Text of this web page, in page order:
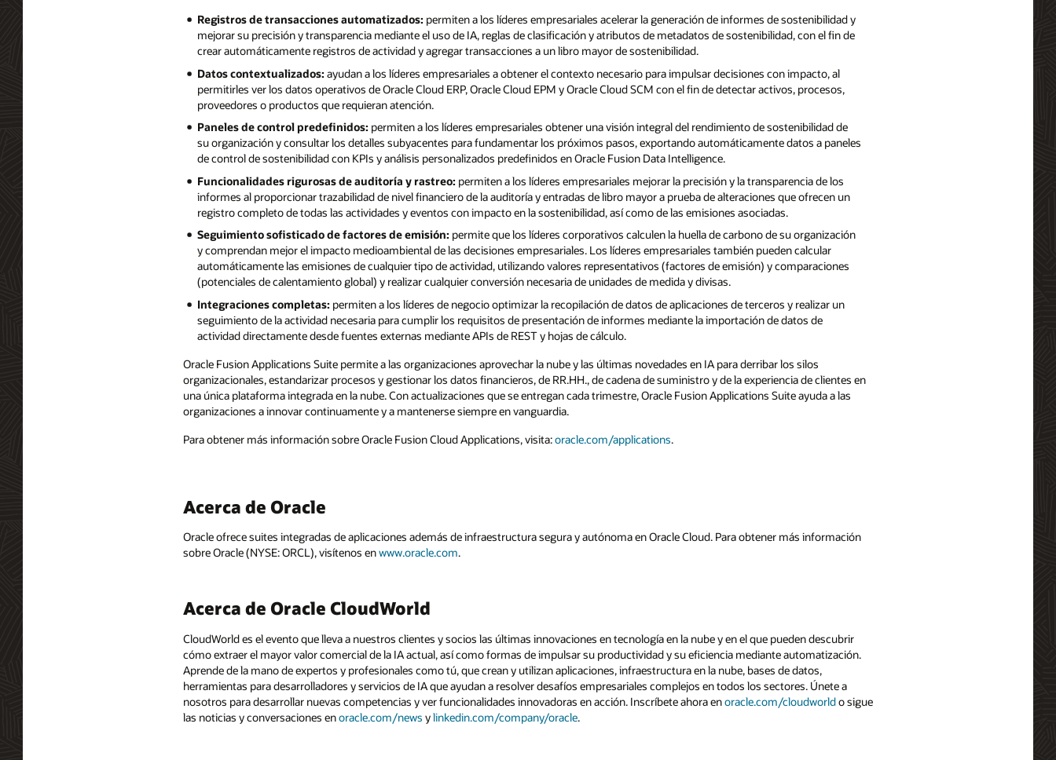
Registros de transacciones automatizados: permiten a los líderes empresariales acelerar la generación de informes de sostenibilidad y
mejorar su precisión y transparencia mediante el uso de IA, reglas de clasificación y atributos de metadatos de sostenibilidad, con el fin de
crear automáticamente registros de actividad y agregar transacciones a un libro mayor de sostenibilidad.
Datos contextualizados: ayudan a los líderes empresariales a obtener el contexto necesario para impulsar decisiones con impacto, al
permitirles ver los datos operativos de Oracle Cloud ERP, Oracle Cloud EPM y Oracle Cloud SCM con el fin de detectar activos, procesos,
proveedores o productos que requieran atención.
Paneles de control predefinidos: permiten a los líderes empresariales obtener una visión integral del rendimiento de sostenibilidad de
su organización y consultar los detalles subyacentes para fundamentar los próximos pasos, exportando automáticamente datos a paneles
de control de sostenibilidad con KPIs y análisis personalizados predefinidos en Oracle Fusion Data Intelligence.
Funcionalidades rigurosas de auditoría y rastreo: permiten a los líderes empresariales mejorar la precisión y la transparencia de los
informes al proporcionar trazabilidad de nivel financiero de la auditoría y entradas de libro mayor a prueba de alteraciones que ofrecen un
registro completo de todas las actividades y eventos con impacto en la sostenibilidad, así como de las emisiones asociadas.
Seguimiento sofisticado de factores de emisión: permite que los líderes corporativos calculen la huella de carbono de su organización
y comprendan mejor el impacto medioambiental de las decisiones empresariales. Los líderes empresariales también pueden calcular
automáticamente las emisiones de cualquier tipo de actividad, utilizando valores representativos (factores de emisión) y comparaciones
(potenciales de calentamiento global) y realizar cualquier conversión necesaria de unidades de medida y divisas.
Integraciones completas: permiten a los líderes de negocio optimizar la recopilación de datos de aplicaciones de terceros y realizar un
seguimiento de la actividad necesaria para cumplir los requisitos de presentación de informes mediante la importación de datos de
actividad directamente desde fuentes externas mediante APIs de REST y hojas de cálculo.
Oracle Fusion Applications Suite permite a las organizaciones aprovechar la nube y las últimas novedades en IA para derribar los silos
organizacionales, estandarizar procesos y gestionar los datos financieros, de RR.HH., de cadena de suministro y de la experiencia de clientes en
una única plataforma integrada en la nube. Con actualizaciones que se entregan cada trimestre, Oracle Fusion Applications Suite ayuda a las
organizaciones a innovar continuamente y a mantenerse siempre en vanguardia.
Para obtener más información sobre Oracle Fusion Cloud Applications, visita:oracle.com/applications.
Acerca de Oracle
Oracle ofrece suites integradas de aplicaciones además de infraestructura segura y autónoma en Oracle Cloud. Para obtener más información
sobre Oracle (NYSE: ORCL), visítenos enwww.oracle.com.
Acerca de Oracle CloudWorld
CloudWorld es el evento que lleva a nuestros clientes y socios las últimas innovaciones en tecnología en la nube y en el que pueden descubrir
cómo extraer el mayor valor comercial de la IA actual, así como formas de impulsar su productividad y su eficiencia mediante automatización.
Aprende de la mano de expertos y profesionales como tú, que crean y utilizan aplicaciones, infraestructura en la nube, bases de datos,
herramientas para desarrolladores y servicios de IA que ayudan a resolver desafíos empresariales complejos en todos los sectores. Únete a
nosotros para desarrollar nuevas competencias y ver funcionalidades innovadoras en acción. Inscríbete ahora enoracle.com/cloudworldo sigue
las noticias y conversaciones enoracle.com/news ylinkedin.com/company/oracle.